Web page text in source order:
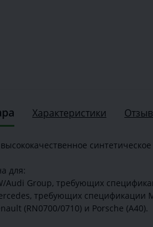
Характеристики
для:
Audi Group, требующих
требующих спецификации
(RN0700/0710) и Porsche (A40).